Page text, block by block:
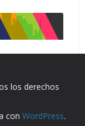
los derechos
con WordPress.